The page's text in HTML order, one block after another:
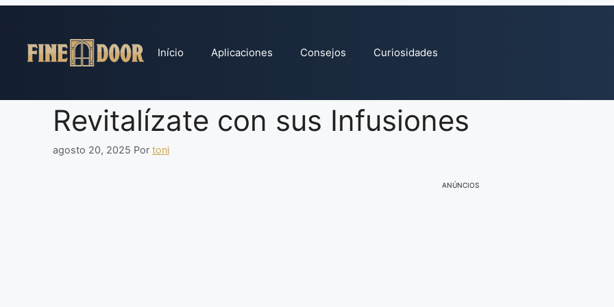
conteúdo
Início Aplicaciones Consejos Curiosidades
Revitalízate con sus Infusiones
agosto 20, 2025 Por toni
ANÚNCIOS